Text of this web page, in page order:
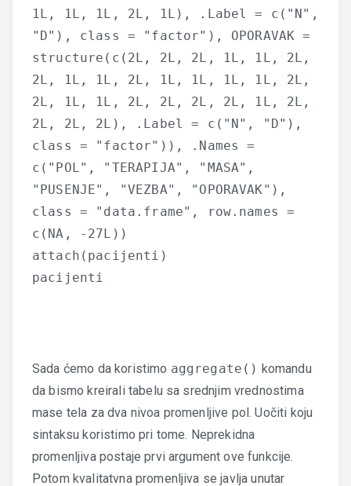
1L, 1L, 1L, 2L, 1L), .Label = c("N",
"D"), class = "factor"), OPORAVAK =
structure(c(2L, 2L, 2L, 1L, 1L, 2L,
2L, 1L, 1L, 2L, 1L, 1L, 1L, 1L, 2L,
2L, 1L, 1L, 2L, 2L, 2L, 2L, 1L, 2L,
2L, 2L, 2L), .Label = c("N", "D"),
class = "factor")), .Names =
c("POL", "TERAPIJA", "MASA",
"PUSENJE", "VEZBA", "OPORAVAK"),
class = "data.frame", row.names =
c(NA, -27L))
attach(pacijenti)
pacijenti
Sada ćemo da koristimo aggregate() komandu
da bismo kreirali tabelu sa srednjim vrednostima
mase tela za dva nivoa promenljive pol. Uočiti koju
sintaksu koristimo pri tome. Neprekidna
promenljiva postaje prvi argument ove funkcije.
Potom kvalitatvna promenljiva se javlja unutar